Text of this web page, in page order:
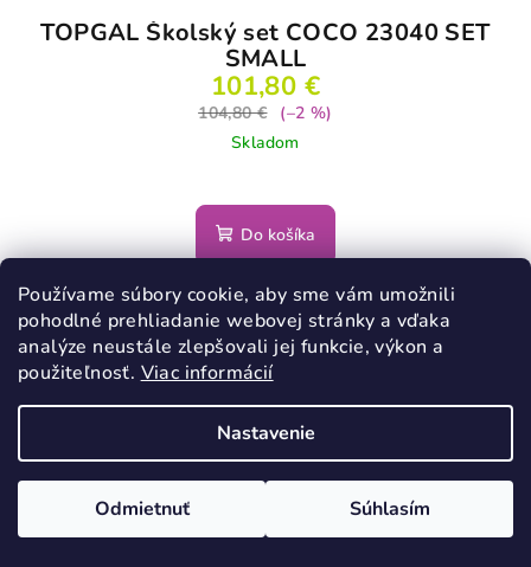
Používame súbory cookie, aby sme vám umožnili
pohodlné prehliadanie webovej stránky a vďaka
analýze neustále zlepšovali jej funkcie, výkon a
použiteľnosť. Viac informácií
Nastavenie
Odmietnuť Súhlasím
TOPGAL Školský set COCO 23040 SET
SMALL
101,80 €
104,80 €
(–2 %)
Skladom
Do košíka
10% ZĽAVA S KÓDOM TOPGAL10